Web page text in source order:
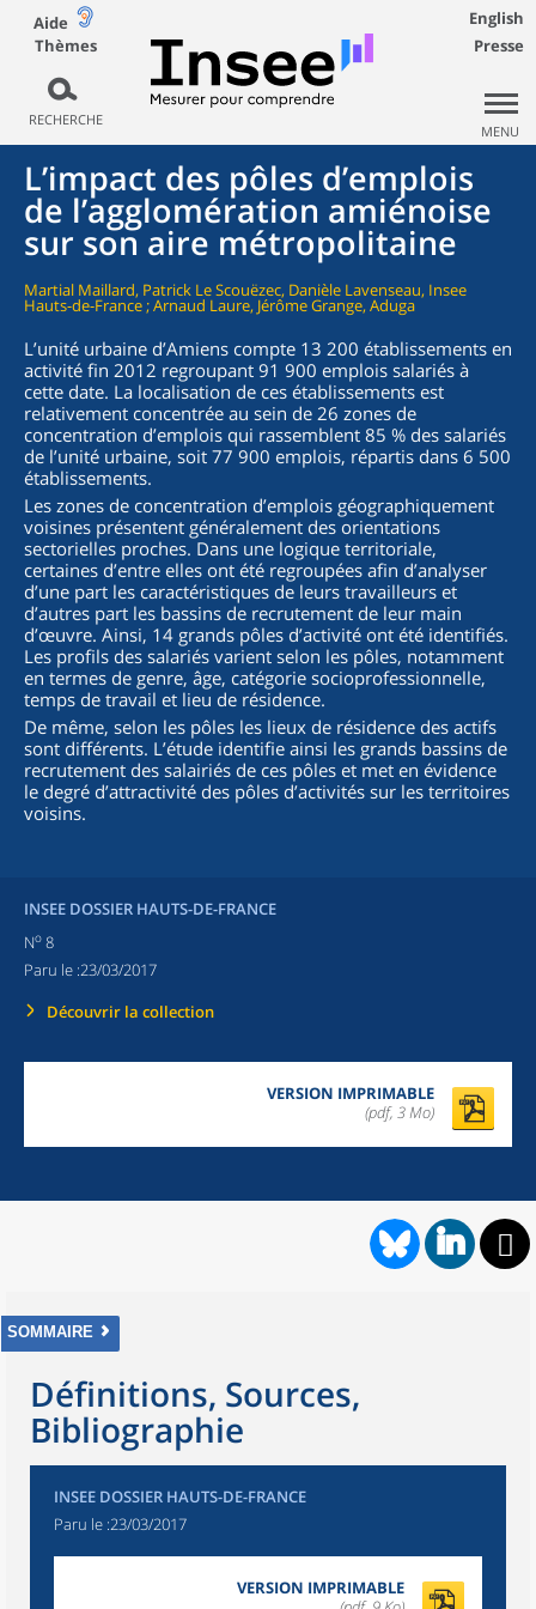
Aide
Thèmes
RECHERCHE
English
Presse
MENU
L’impact des pôles d’emplois
de l’agglomération amiénoise
sur son aire métropolitaine
Martial Maillard, Patrick Le Scouëzec, Danièle Lavenseau, Insee
Hauts-de-France ; Arnaud Laure, Jérôme Grange, Aduga
L’unité urbaine d’Amiens compte 13 200 établissements en
activité fin 2012 regroupant 91 900 emplois salariés à
cette date. La localisation de ces établissements est
relativement concentrée au sein de 26 zones de
concentration d’emplois qui rassemblent 85 % des salariés
de l’unité urbaine, soit 77 900 emplois, répartis dans 6 500
établissements.
Les zones de concentration d’emplois géographiquement
voisines présentent généralement des orientations
sectorielles proches. Dans une logique territoriale,
certaines d’entre elles ont été regroupées afin d’analyser
d’une part les caractéristiques de leurs travailleurs et
d’autres part les bassins de recrutement de leur main
d’œuvre. Ainsi, 14 grands pôles d’activité ont été identifiés.
Les profils des salariés varient selon les pôles, notamment
en termes de genre, âge, catégorie socioprofessionnelle,
temps de travail et lieu de résidence.
De même, selon les pôles les lieux de résidence des actifs
sont différents. L’étude identifie ainsi les grands bassins de
recrutement des salairiés de ces pôles et met en évidence
le degré d’attractivité des pôles d’activités sur les territoires
voisins.
INSEE DOSSIER HAUTS-DE-FRANCE
No 8
Paru le :23/03/2017
Découvrir la collection
VERSION IMPRIMABLE
(pdf, 3 Mo)
SOMMAIRE
Définitions, Sources,
Bibliographie
INSEE DOSSIER HAUTS-DE-FRANCE
Paru le :23/03/2017
VERSION IMPRIMABLE